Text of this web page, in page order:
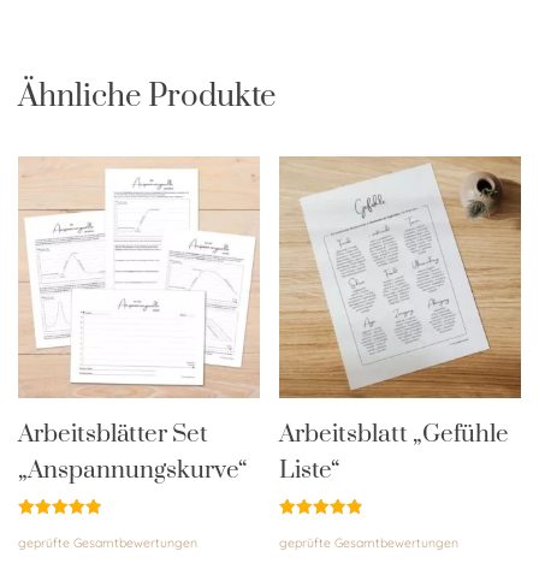
Ähnliche Produkte
Arbeitsblätter Set
„Anspannungskurve“
mit
geprüfte Gesamtbewertungen
Arbeitsblatt „Gefühle
Liste“
mit
geprüfte Gesamtbewertungen